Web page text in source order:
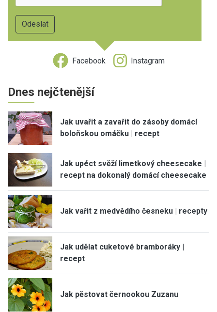
Facebook Instagram
Dnes nejčtenější
Jak uvařit a zavařit do zásoby domácí
boloňskou omáčku | recept
Jak upéct svěží limetkový cheesecake |
recept na dokonalý domácí cheesecake
Jak vařit z medvědího česneku | recepty
Jak udělat cuketové bramboráky |
recept
Jak pěstovat černookou Zuzanu